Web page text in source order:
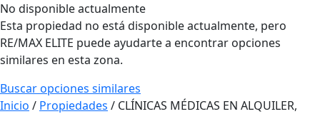
No disponible actualmente
Esta propiedad no está disponible actualmente, pero
RE/MAX ELITE puede ayudarte a encontrar opciones
similares en esta zona.
Buscar opciones similares
Inicio / Propiedades / CLÍNICAS MÉDICAS EN ALQUILER,